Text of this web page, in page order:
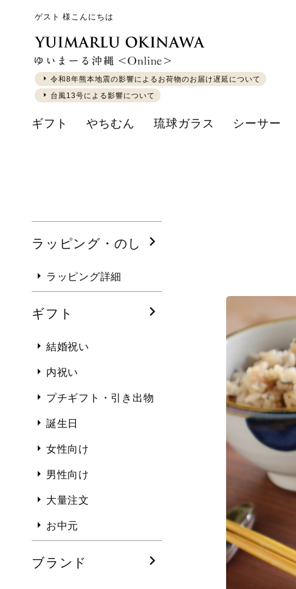
ゲスト 様こんにちは
令和8年熊本地震の影響によるお荷物のお届け遅延について
台風13号による影響について
ギフト やちむん 琉球ガラス シーサー
ラッピング・のし
ラッピング詳細
ギフト
結婚祝い
内祝い
プチギフト・引き出物
誕生日
女性向け
男性向け
大量注文
お中元
ブランド